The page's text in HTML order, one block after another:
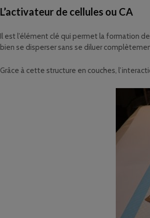
L’activateur de cellules ou CA
Il est l’élément clé qui permet la formation
bien se disperser sans se diluer
Grâce à cette structure en couches,